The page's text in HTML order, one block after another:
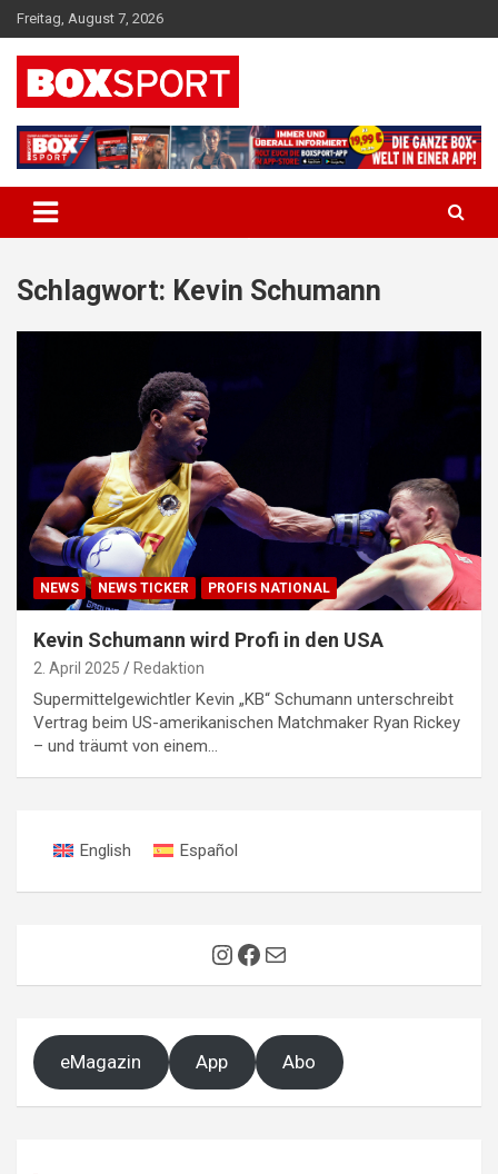
Skip
to
content
Freitag, August 7, 2026
BOXSPORT
Schlagwort: Kevin Schumann
NEWS NEWS TICKER PROFIS NATIONAL
Kevin Schumann wird Profi in den USA
2. April 2025 Redaktion
Supermittelgewichtler Kevin „KB“ Schumann unterschreibt
Vertrag beim US-amerikanischen Matchmaker Ryan Rickey
– und träumt von einem…
English Español
Instagram
Facebook
E-Mail
eMagazin App Abo